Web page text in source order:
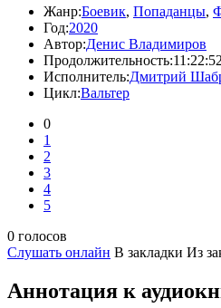
Жанр:Боевик, Попаданцы,
Год:2020
Автор:Денис Владимиров
Продолжительность:11:22:52
Исполнитель:Дмитрий
Цикл:Вальтер
0
1
2
3
4
5
0 голосов
Слушать онлайн В закладки Из
Аннотация к